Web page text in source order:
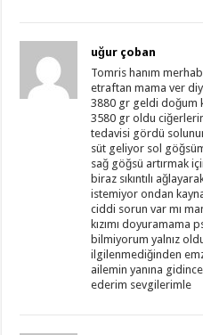
uğur çoban
Tomris hanım
etraftan mama ver
3880 gr geldi doğum
3580 gr oldu
tedavisi gördü
süt geliyor sol
sağ göğsü artırmak
biraz sıkıntılı
istemiyor ondan
ciddi sorun var mı
kızımı doyuramama
bilmiyorum yalnız
ilgilenmediğinden
ailemin yanına
ederim sevgilerimle